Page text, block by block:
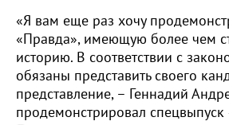
«Я вам еще раз хочу
«Правда», имеющую более чем
историю. В соответствии с
обязаны представить своего
представление, – Геннадий
продемонстрировал